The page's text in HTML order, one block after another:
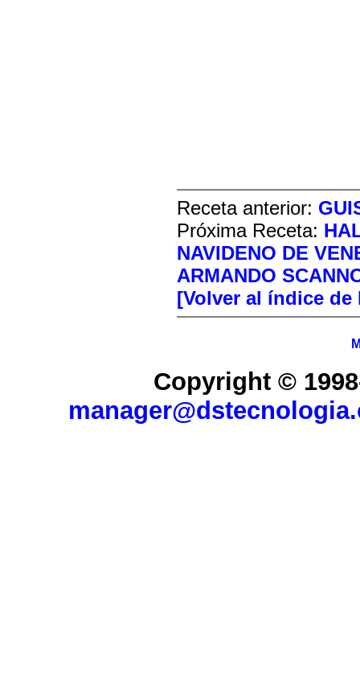
Receta anterior:
Próxima Receta:
NAVIDENO DE
ARMANDO
[Volver al índice de
Copyright ©